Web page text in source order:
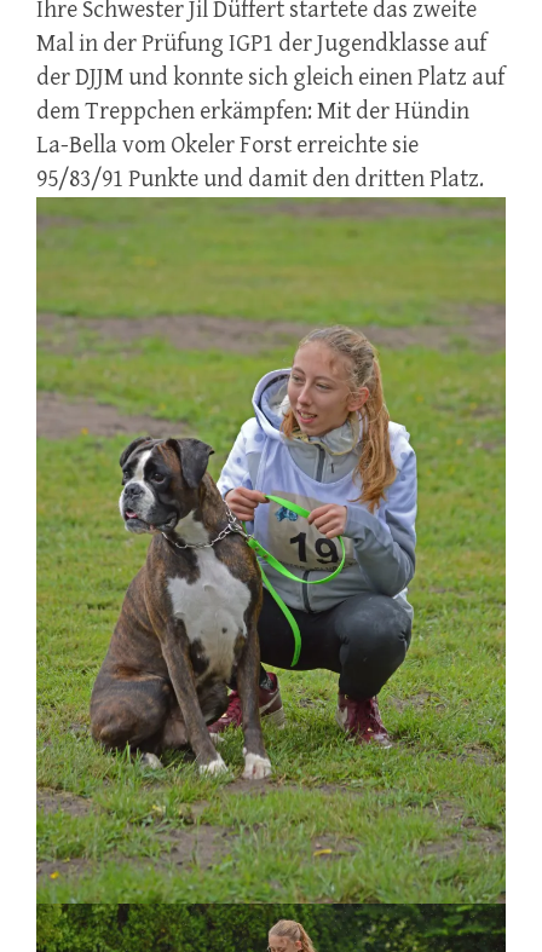
Ihre Schwester Jil Düffert startete das zweite
Mal in der Prüfung IGP1 der Jugendklasse auf
der DJJM und konnte sich gleich einen Platz auf
dem Treppchen erkämpfen: Mit der Hündin
La-Bella vom Okeler Forst erreichte sie
95/83/91 Punkte und damit den dritten Platz.